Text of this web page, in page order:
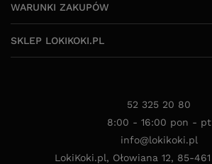
WARUNKI ZAKUPÓW
SKLEP LOKIKOKI.PL
52 325 20 80
8:00 - 16:00 pon - pt
info@lokikoki.pl
LokiKoki.pl, Ołowiana 12, 85-461